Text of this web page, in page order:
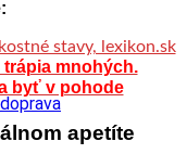
mnohých.
byť v pohode
apetíte